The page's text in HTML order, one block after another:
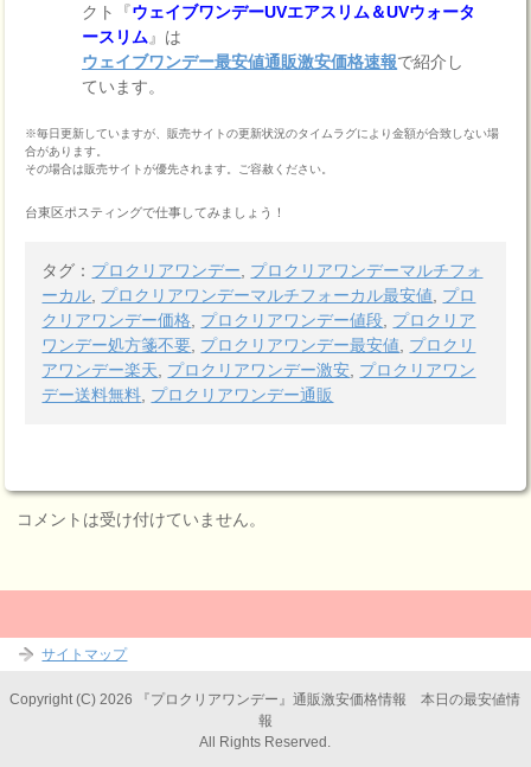
クト『ウェイブワンデーUVエアスリム＆UVウォータ
ースリム 』は
ウェイブワンデー最安値通販激安価格速報で紹介し
ています。
※毎日更新していますが、販売サイトの更新状況のタイムラグにより金額が合致しない場
合があります。
その場合は販売サイトが優先されます。ご容赦ください。
台東区ポスティングで仕事してみましょう！
タグ： プロクリアワンデー
プロクリアワンデーマルチフォ
ーカル プロクリアワンデーマルチフォーカル最安値
プロ
クリアワンデー価格
プロクリアワンデー値段 プロクリア
ワンデー処方箋不要 プロクリアワンデー最安値
プロクリ
アワンデー楽天
プロクリアワンデー激安 プロクリアワン
デー送料無料 プロクリアワンデー通販
コメントは受け付けていません。
サイトマップ
Copyright (C) 2026 『プロクリアワンデー』通販激安価格情報 本日の最安値情
報
All Rights Reserved.